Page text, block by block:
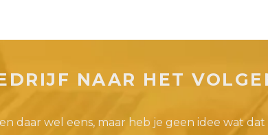
NAAR HET
daar wel eens, maar heb je geen idee wat